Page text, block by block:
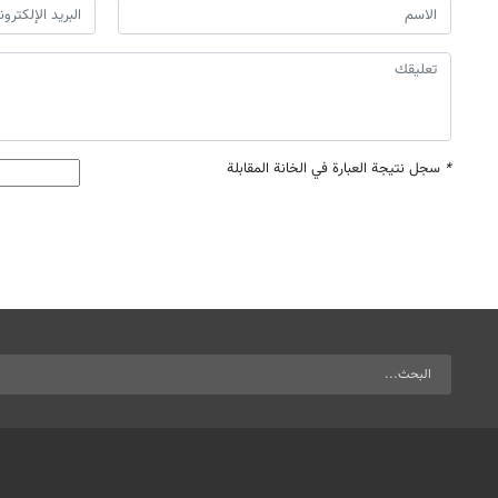
* سجل نتيجة العبارة في الخانة المقابلة